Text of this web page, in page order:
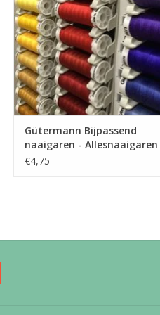
TOEVOEGEN AAN
Gütermann Bijpassend
naaigaren - Allesnaaigaren
200m
€4,75